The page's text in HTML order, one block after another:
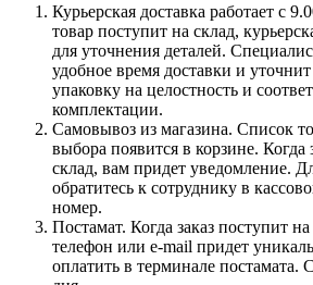
Курьерская доставка работает с
товар поступит на склад,
для уточнения деталей.
удобное время доставки и
упаковку на целостность и
комплектации.
Самовывоз из магазина. Список
выбора появится в корзине. Когда
склад, вам придет уведомление.
обратитесь к сотруднику в
номер.
Постамат. Когда заказ поступит
телефон или e-mail придет
оплатить в терминале